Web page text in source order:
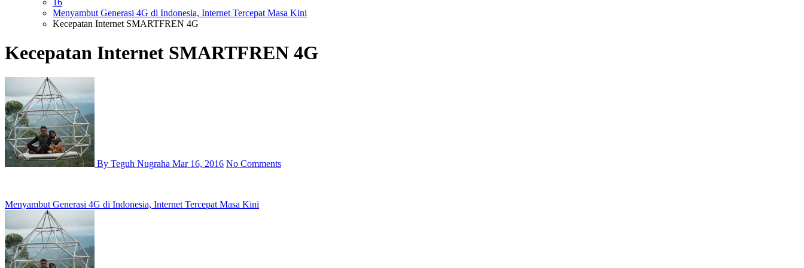
Menyambut Generasi 4G di Indonesia, Internet Tercepat Masa Kini
Kecepatan Internet SMARTFREN 4G
Kecepatan Internet SMARTFREN 4G
By Teguh Nugraha Mar 16, 2016 No Comments
Post
navigation
Menyambut Generasi 4G di Indonesia, Internet Tercepat Masa Kini